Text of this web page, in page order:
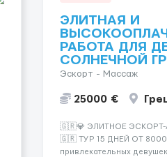
ЭЛИТНАЯ И
РАБОТА ДЛЯ
СОЛНЕЧНОЙ
Эскорт - Массаж
25000 €
🇬🇷💎 ЭЛИТНОЕ ЭСКОРТ-
🇬🇷 ТУР 15 ДНЕЙ ОТ
привлекательных